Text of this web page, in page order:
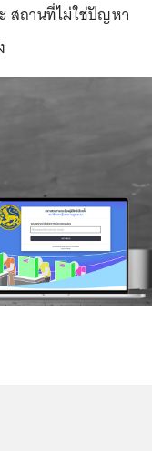
สถานที่ไม่ใช่ปัญหา